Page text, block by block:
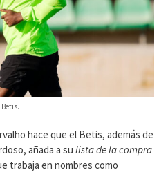
hace que el Betis, además de
añada a su lista de la compra
trabaja en nombres como